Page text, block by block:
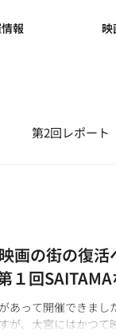
報
第2回レポート
画の街の復
１回
あって開催できま
が、大宮にはかつ